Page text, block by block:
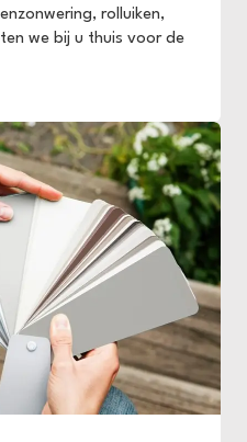
rolluiken,
we bij u thuis voor de